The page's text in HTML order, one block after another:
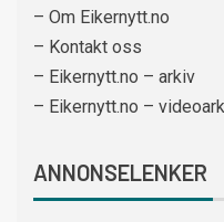
– Om Eikernytt.no
– Kontakt oss
– Eikernytt.no – arkiv
– Eikernytt.no –
ANNONSELENKER